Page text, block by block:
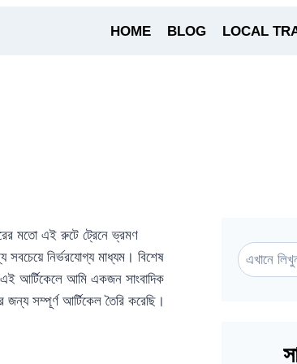
HOME BLOG LOCAL
মতো এই রুটে ট্রেনে ভ্রমণ
নির্ভরযোগ্য মাধ্যম। বিশেষ
আর্টিকেলে আমি একজন সাংবাদিক
জন্য সম্পূর্ণ আর্টিকেল তৈরি করেছি।
Search